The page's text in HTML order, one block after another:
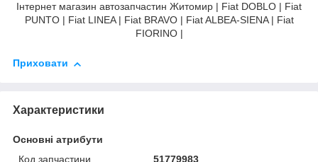
Інтернет магазин автозапчастин Житомир | Fiat DOBLO | Fiat
PUNTO | Fiat LINEA | Fiat BRAVO | Fiat ALBEA-SIENA | Fiat
FIORINO |
Приховати
Характеристики
Основні атрибути
Код запчастини
51779983